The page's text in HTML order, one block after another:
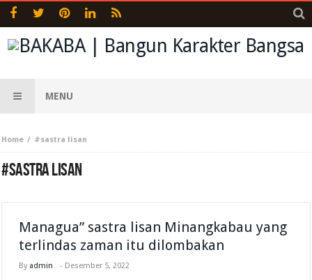
MENU
Home #sastra lisan
#SASTRA LISAN
Managua” sastra lisan Minangkabau yang
terlindas zaman itu dilombakan
By admin - Desember 5, 2022